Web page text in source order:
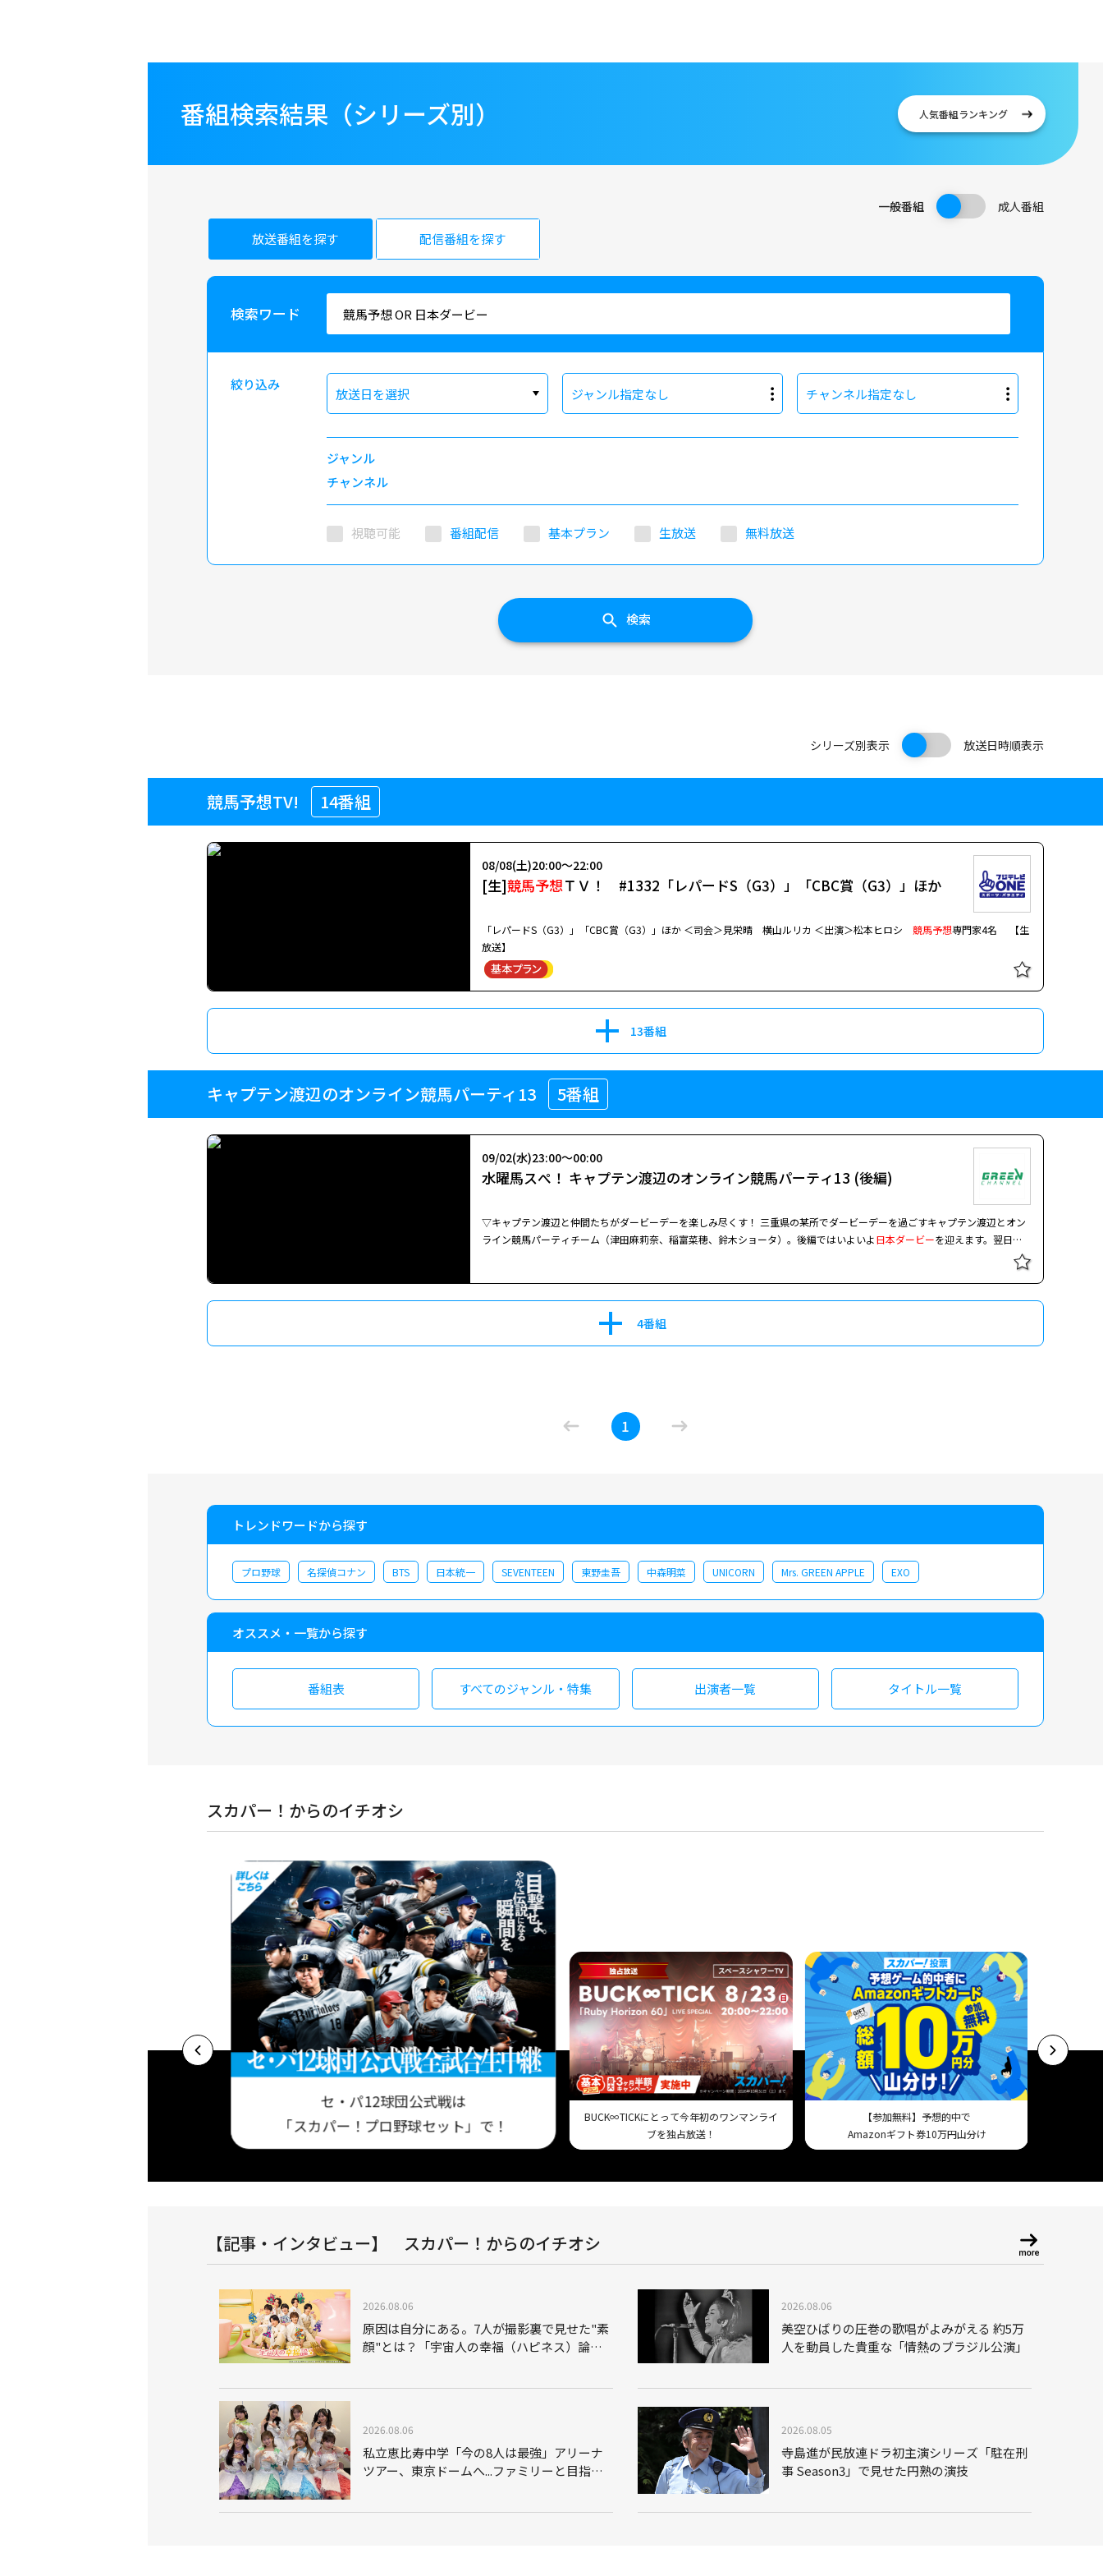
番組検索結果（シリーズ別） 人気番組ランキング
一般番組 成人番組
放送番組を探す 配信番組を探す
検索ワード
絞り込み
放送日を選択 ジャンル指定なし チャンネル指定なし
ジャンル
チャンネル
視聴可能 番組配信 基本プラン 生放送 無料放送
検索
シリーズ別表示 放送日時順表示
競馬予想TV! 14番組
[生]競馬予想ＴＶ！ #1332「レパードS（G3）」「CBC賞（G3）」ほか
08/08(土)20:00～22:00
「レパードS（G3）」「CBC賞（G3）」ほか ＜司会＞見栄晴 横山ルリカ ＜出演＞松本ヒロシ 競馬予想専門家4名 【生
放送】
13番組
キャプテン渡辺のオンライン競馬パーティ13 5番組
水曜馬スぺ！ キャプテン渡辺のオンライン競馬パーティ13 (後編)
09/02(水)23:00～00:00
▽キャプテン渡辺と仲間たちがダービーデーを楽しみ尽くす！ 三重県の某所でダービーデーを過ごすキャプテン渡辺とオン
ライン競馬パーティチーム（津田麻莉奈、稲富菜穂、鈴木ショータ）。後編ではいよいよ日本ダービーを迎えます。翌日に
4番組
1
トレンドワードから探す
プロ野球 名探偵コナン BTS 日本統一 SEVENTEEN 東野圭吾 中森明菜 UNICORN Mrs. GREEN APPLE EXO
オススメ・一覧から探す
番組表 すべてのジャンル・特集 出演者一覧 タイトル一覧
スカパー！からのイチオシ
セ・パ12球団公式戦は
「スカパー！プロ野球セット」で！
BUCK∞TICKにとって今年初のワンマンライ
ブを独占放送！
【参加無料】予想的中で
Amazonギフト券10万円山分け
【記事・インタビュー】 スカパー！からのイチオシ
2026.08.06
原因は自分にある。7人が撮影裏で見せた"素
顔"とは？「宇宙人の幸福（ハピネス）論」
2026.08.06
美空ひばりの圧巻の歌唱がよみがえる 約5万
人を動員した貴重な「情熱のブラジル公演」
2026.08.06
私立恵比寿中学「今の8人は最強」アリーナ
ツアー、東京ドームへ...ファミリーと目指す
2026.08.05
寺島進が民放連ドラ初主演シリーズ「駐在刑
事 Season3」で見せた円熟の演技